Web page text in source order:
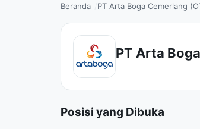
Beranda PT Arta Boga Cemerlang
PT Arta
Posisi yang Dibuka